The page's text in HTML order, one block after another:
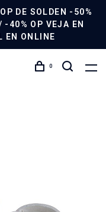
DE SOLDEN -50%
-40% OP VEJA EN
EN ONLINE
0